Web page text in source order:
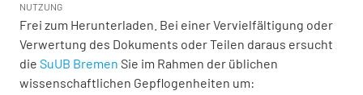
NUTZUNG
Frei zum Herunterladen. Bei einer Vervielfältigung oder
Verwertung des Dokuments oder Teilen daraus ersucht
die SuUB Bremen Sie im Rahmen der üblichen
wissenschaftlichen Gepflogenheiten um: